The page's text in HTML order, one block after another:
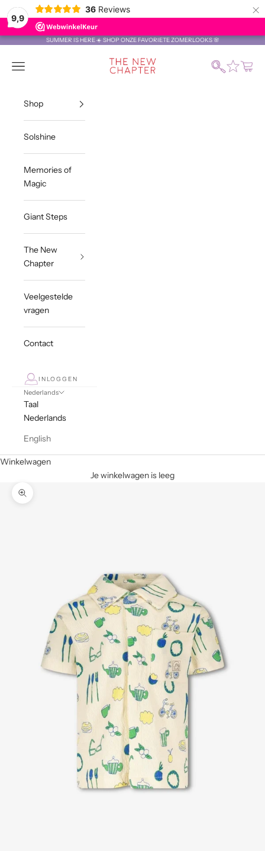
9,9
36 Reviews ×
SUMMER IS HERE ☀️ SHOP ONZE FAVORIETE ZOMERLOOKS 🌸
The New Chapter Store
Menu Zoeken
Shop
Solshine
Memories of
Magic
Giant Steps
The New
Chapter
Veelgestelde
vragen
Contact
INLOGGEN
Nederlands
Taal
Nederlands
English
Winkelwagen
Je winkelwagen is leeg
In-/uitzoomen